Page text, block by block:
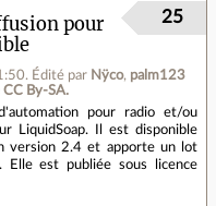
pour
. Édité par Nÿco, palm123
CC By‑SA.
25
pour radio et/ou
LiquidSoap. Il est disponible
version 2.4 et apporte un lot
Elle est publiée sous licence